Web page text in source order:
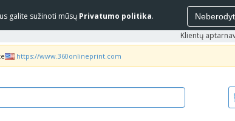
galite sužinoti mūsų Privatumo politika.
Klientų
https://www.360onlineprint.com